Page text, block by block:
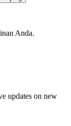
Anda.
updates on new